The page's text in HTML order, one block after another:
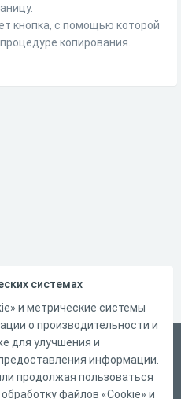
кнопка, с помощью которой
копирования.
системах
и метрические системы
о производительности и
для улучшения и
информации.
продолжая пользоваться
файлов «Cookie» и